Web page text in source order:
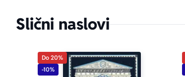
Slični naslovi
Do 20%
-10%